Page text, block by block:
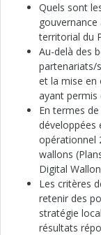
Quels sont
territorial du
Au-delà des
partenariats/
et la mise en
ayant permis
En termes
développées
opérationnel
wallons
Digital
Les critères
retenir des
stratégie
résultats